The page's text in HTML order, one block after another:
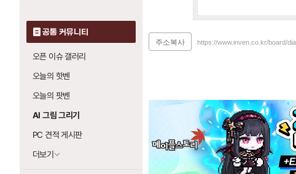
공통 커뮤니티
오픈 이슈 갤러리
오늘의 핫벤
오늘의 팟벤
AI 그림 그리기
PC 견적 게시판
더보기
주소복사 https://www.inven.co.kr/board/